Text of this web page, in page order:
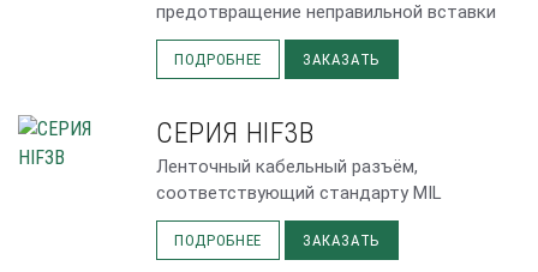
предотвращение неправильной вставки
ПОДРОБНЕЕ ЗАКАЗАТЬ
СЕРИЯ HIF3B
Ленточный кабельный разъём,
соответствующий стандарту MIL
ПОДРОБНЕЕ ЗАКАЗАТЬ